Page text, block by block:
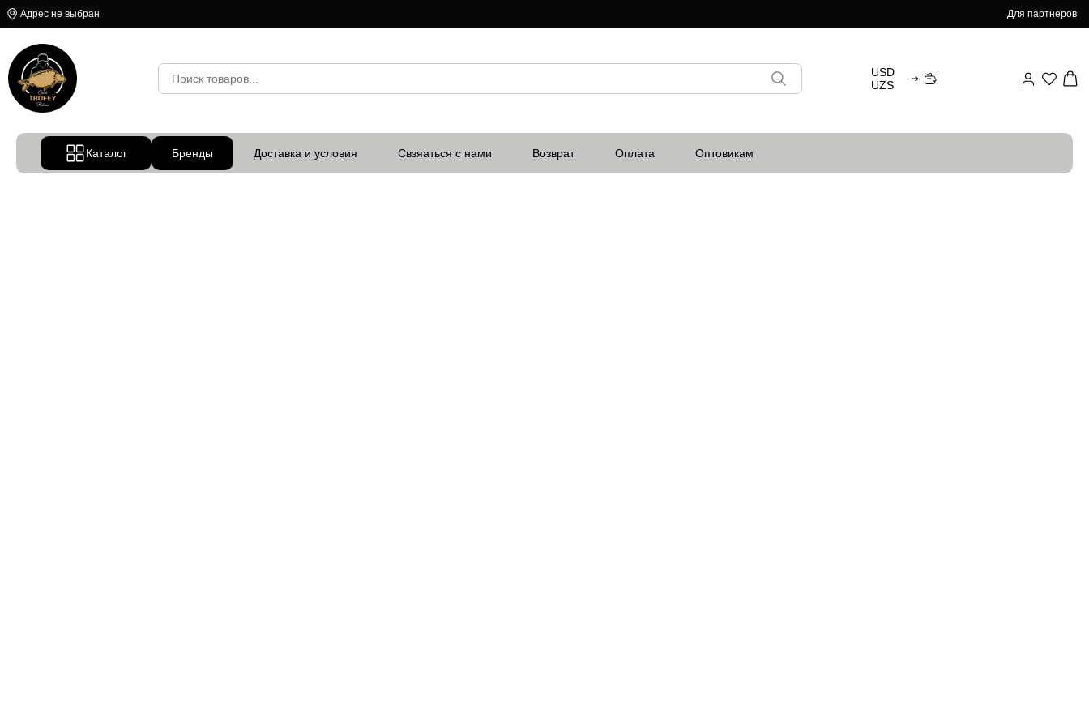
Адрес не выбран Для партнеров
USD
UZS
➜
Каталог Бренды Доставка и условия Свзяаться с нами Возврат Оплата Оптовикам